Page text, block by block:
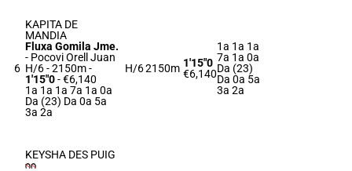
6
KAPITA DE
MANDIA
Fluxa Gomila Jme.
- Pocovi Orell Juan
H/6 - 2150m-
1'15"0- €6,140
1a 1a 1a 7a 1a 0a
Da (23) Da 0a 5a
3a 2a
H/62150m 1'15"0
€6,140
1a 1a 1a
7a 1a 0a
Da (23)
Da 0a 5a
3a 2a
KEYSHA DES PUIG